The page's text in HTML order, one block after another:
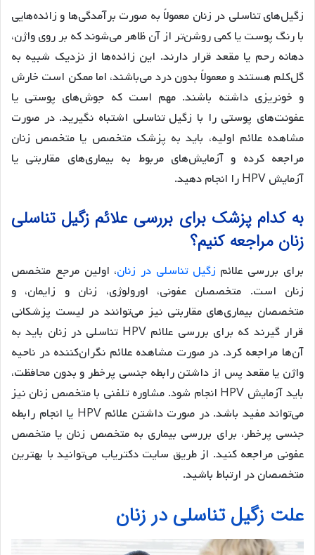
زگیل‌های تناسلی در زنان معمولاً به صورت برآمدگی‌ها و زائده‌هایی
با رنگ پوست یا کمی روشن‌تر از آن ظاهر می‌شوند که بر روی واژن،
دهانه رحم یا مقعد قرار دارند. این زائده‌ها از نزدیک شبیه به
گل‌کلم هستند و معمولاً بدون درد می‌باشند، اما ممکن است خارش
و خونریزی داشته باشند. مهم است که جوش‌های پوستی یا
عفونت‌های پوستی را با زگیل تناسلی اشتباه نگیرید. در صورت
مشاهده علائم اولیه، باید به پزشک متخصص یا متخصص زنان
مراجعه کرده و آزمایش‌های مربوط به بیماری‌های مقاربتی یا
آزمایش HPV را انجام دهید.
به کدام پزشک برای بررسی علائم زگیل تناسلی
زنان مراجعه کنیم؟
برای بررسی علائم زگیل تناسلی در زنان، اولین مرجع متخصص
زنان است. متخصصان عفونی، اورولوژی، زنان و زایمان، و
متخصصان بیماری‌های مقاربتی نیز می‌توانند در لیست پزشکانی
قرار گیرند که برای بررسی علائم HPV تناسلی در زنان باید به
آن‌ها مراجعه کرد. در صورت مشاهده علائم نگران‌کننده در ناحیه
واژن یا مقعد پس از داشتن رابطه جنسی پرخطر و بدون محافظت،
باید آزمایش HPV انجام شود. مشاوره تلفنی با متخصص زنان نیز
می‌تواند مفید باشد. در صورت داشتن علائم HPV یا انجام رابطه
جنسی پرخطر، برای بررسی بیماری به متخصص زنان یا متخصص
عفونی مراجعه کنید. از طریق سایت دکتریاب می‌توانید با بهترین
متخصصان در ارتباط باشید.
علت زگیل تناسلی در زنان